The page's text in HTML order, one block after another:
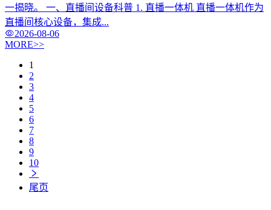
一揭晓。 一、直播间设备科普 1. 直播一体机 直播一体机作为
直播间核心设备，集成...
2026-08-06
MORE>>
1
2
3
4
5
6
7
8
9
10
尾页